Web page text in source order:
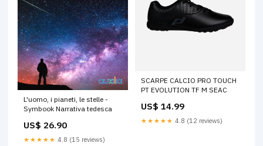
L'uomo, i pianeti, le stelle -
Symbook Narrativa tedesca
US$ 26.90
★★★★★ 4.8 (15 reviews)
SCARPE CALCIO PRO TOUCH
PT EVOLUTION TF M SEAC
US$ 14.99
★★★★★ 4.8 (12 reviews)